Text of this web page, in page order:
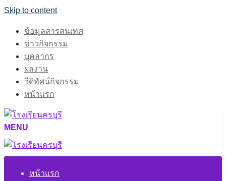
Skip to content
ข้อมูลสารสนเทศ
ข่าวกิจกรรม
บุคลากร
ผลงาน
วีดิทัศน์กิจกรรม
หน้าแรก
MENU
หน้าแรก